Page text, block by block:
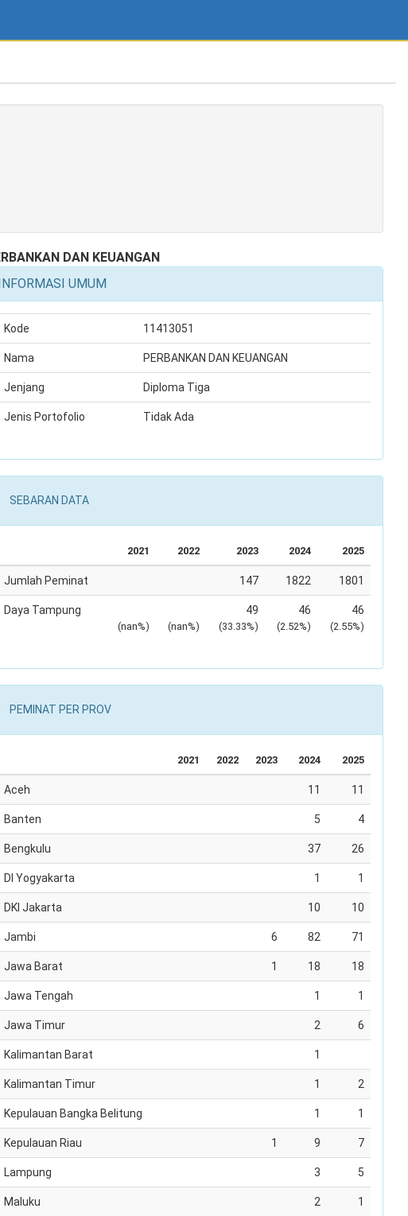
DAN KEUANGAN
UMUM
Kode 11413051
Nama PERBANKAN DAN KEUANGAN
Jenjang Diploma Tiga
Jenis Portofolio Tidak Ada
SEBARAN DATA
2021 2022 2023 2024 2025
Jumlah Peminat 147 1822 1801
Daya Tampung
(nan%) (nan%)
49
(33.33%)
46
(2.52%)
46
(2.55%)
PEMINAT PER PROV
2021 2022 2023 2024 2025
Aceh 11 11
Banten 5 4
Bengkulu 37 26
DI Yogyakarta 1 1
DKI Jakarta 10 10
Jambi 6 82 71
Jawa Barat 1 18 18
Jawa Tengah 1 1
Jawa Timur 2 6
Kalimantan Barat 1
Kalimantan Timur 1 2
Kepulauan Bangka Belitung 1 1
Kepulauan Riau 1 9 7
Lampung 3 5
Maluku 2 1